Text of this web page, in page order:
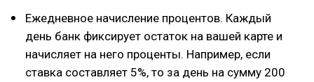
Ежедневное начисление процентов. Каждый
день банк фиксирует остаток на вашей карте и
начисляет на него проценты. Например, если
ставка составляет 5%, то за день на сумму 200